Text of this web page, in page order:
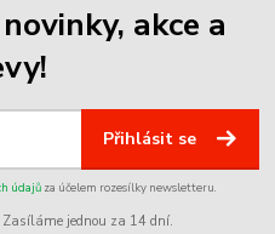
akce a
Přihlásit se
údajůza účelem rozesílky newsletteru.
jednou za 14 dní.